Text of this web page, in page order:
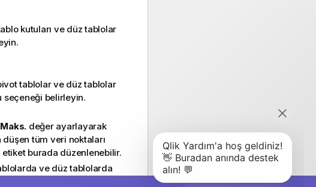
kutuları ve düz tablolar
tablolar ve düz tablolar
seçeneği belirleyin.
Maks. değer ayarlayarak
düşen tüm veri noktaları
burada düzenlenebilir.
ve düz tablolarda
Toplam için varsayılan